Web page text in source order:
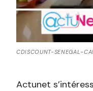
CDISCOUNT-SENEGAL-
Actunet